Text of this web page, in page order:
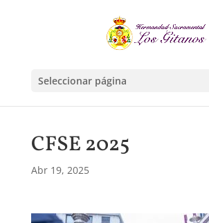
Seleccionar página
CFSE 2025
Abr 19, 2025